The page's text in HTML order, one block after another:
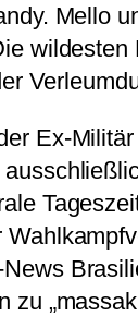
Mello
Ex-
zu